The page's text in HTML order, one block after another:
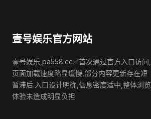
壹号娱乐官方网站
壹号娱乐,pa558.cc✅首次通过官方入口访问,
页面加载速度略显缓慢,部分内容更新存在短
暂滞后.入口设计明确,信息密度适中,整体浏览
体验未造成明显负担.